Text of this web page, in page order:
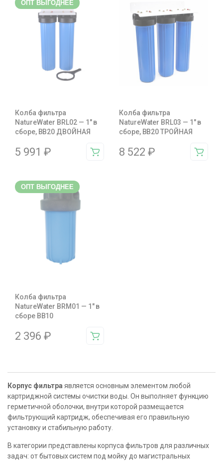
ОПТ ВЫГОДНЕЕ
Колба фильтра
NatureWater BRL02 — 1″ в
сборе, BB20 ДВОЙНАЯ
5 991 ₽
Колба фильтра
NatureWater BRL03 — 1″ в
сборе, BB20 ТРОЙНАЯ
8 522 ₽
ОПТ ВЫГОДНЕЕ
Колба фильтра
NatureWater BRM01 — 1″ в
сборе BB10
2 396 ₽
Корпус фильтра является основным элементом любой
картриджной системы очистки воды. Он выполняет функцию
герметичной оболочки, внутри которой размещается
фильтрующий картридж, обеспечивая его правильную
установку и стабильную работу.
В категории представлены корпуса фильтров для различных
задач: от бытовых систем под мойку до магистральных